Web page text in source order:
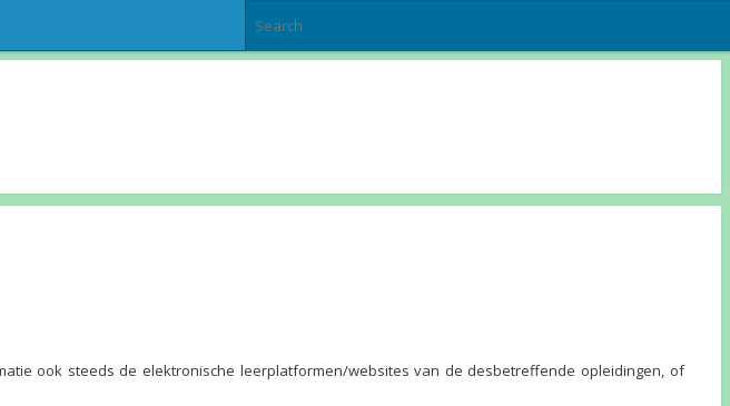
ook steeds de elektronische leerplatformen/websites van de desbetreffende opleidingen, of